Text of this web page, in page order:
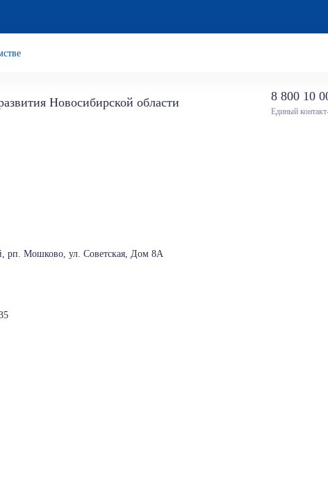
Новосибирской области 8 800 10
Единый
рп. Мошково, ул. Советская, Дом 8А